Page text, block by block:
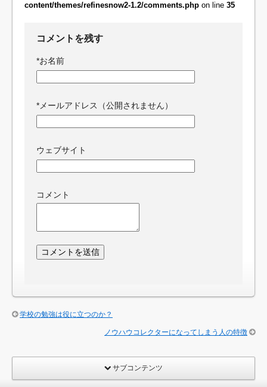
content/themes/refinesnow2-1.2/comments.php on line 35
コメントを残す
*お名前
* メールアドレス（公開されません）
ウェブサイト
コメント
学校の勉強は役に立つのか？
ノウハウコレクターになってしまう人の特徴
サブコンテンツ